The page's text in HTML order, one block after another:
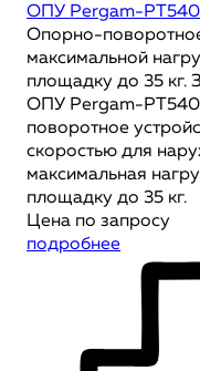
ОПУ Pergam-PT540
Опорно-
максимальной
площадку до 35 кг.
ОПУ Pergam-
поворотное
скоростью для
максимальная
площадку до 35 кг.
Цена по запросу
подробнее